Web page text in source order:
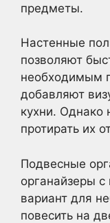
предметы.
Настенные
позволяют
необходимым
добавляют
кухни. Однако
протирать их
Подвесные
органайзеры
вариант для
повесить на